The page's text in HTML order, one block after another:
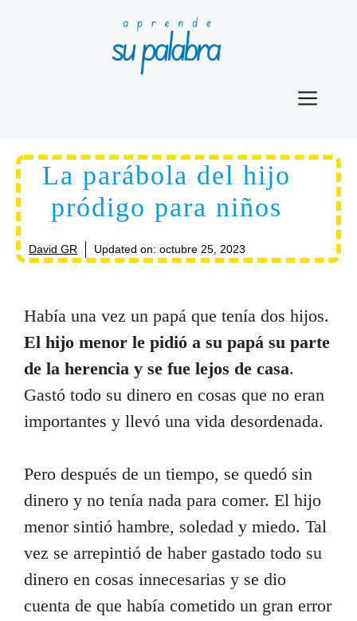
La parábola del hijo
pródigo para niños
David GR Updated on: octubre 25, 2023
Había una vez un papá que tenía dos hijos.
El hijo menor le pidió a su papá su parte
de la herencia y se fue lejos de casa.
Gastó todo su dinero en cosas que no eran
importantes y llevó una vida desordenada.
Pero después de un tiempo, se quedó sin
dinero y no tenía nada para comer. El hijo
menor sintió hambre, soledad y miedo. Tal
vez se arrepintió de haber gastado todo su
dinero en cosas innecesarias y se dio
cuenta de que había cometido un gran error